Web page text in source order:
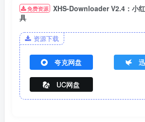
免费资源 XHS-Downloader V2.4：小
具
资源下载
夸克网盘
UC网盘